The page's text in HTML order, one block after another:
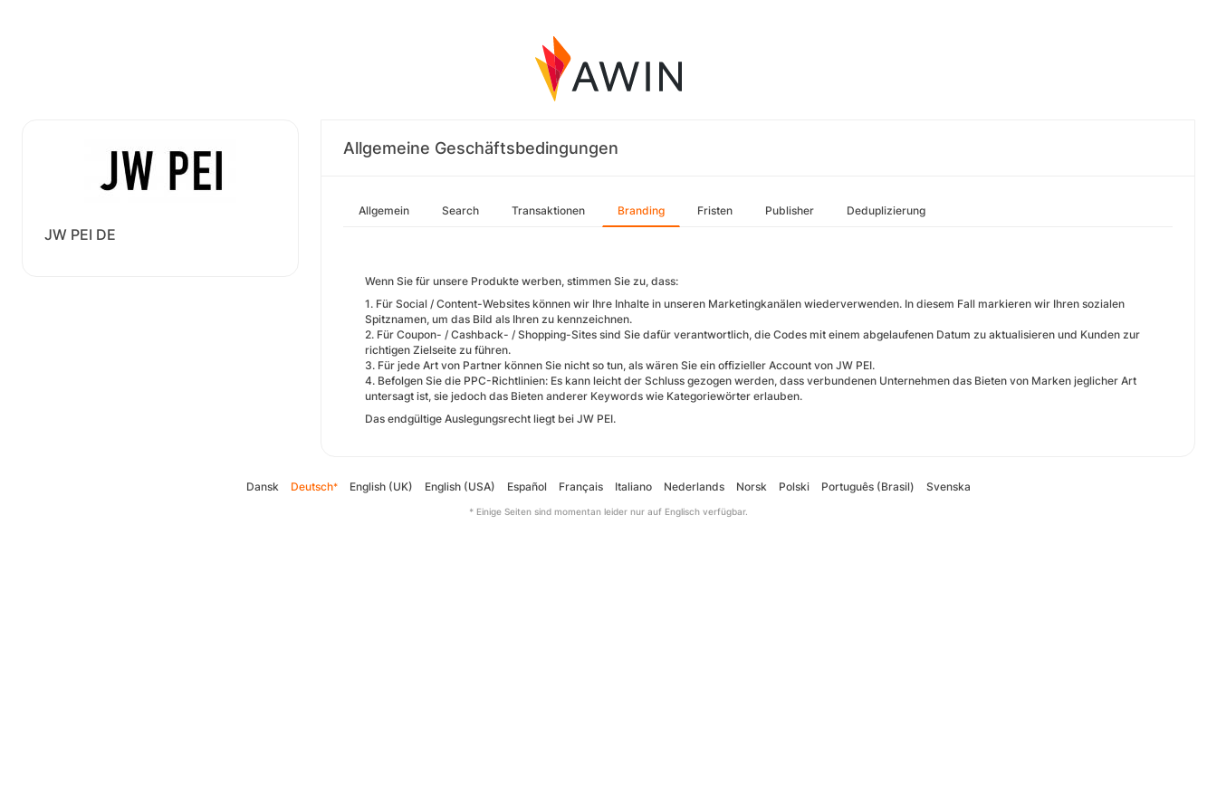
JW PEI DE
Allgemeine Geschäftsbedingungen
Allgemein Search Transaktionen Branding Fristen Publisher Deduplizierung
Wenn Sie für unsere Produkte werben, stimmen Sie zu, dass:
1. Für Social / Content-Websites können wir Ihre Inhalte in unseren Marketingkanälen wiederverwenden. In diesem Fall markieren wir Ihren sozialen
Spitznamen, um das Bild als Ihren zu kennzeichnen.
2. Für Coupon- / Cashback- / Shopping-Sites sind Sie dafür verantwortlich, die Codes mit einem abgelaufenen Datum zu aktualisieren und Kunden zur
richtigen Zielseite zu führen.
3. Für jede Art von Partner können Sie nicht so tun, als wären Sie ein offizieller Account von JW PEI.
4. Befolgen Sie die PPC-Richtlinien: Es kann leicht der Schluss gezogen werden, dass verbundenen Unternehmen das Bieten von Marken jeglicher Art
untersagt ist, sie jedoch das Bieten anderer Keywords wie Kategoriewörter erlauben.
Das endgültige Auslegungsrecht liegt bei JW PEI.
Dansk Deutsch* English (UK) English (USA) Español Français Italiano Nederlands Norsk Polski Português (Brasil) Svenska
* Einige Seiten sind momentan leider nur auf Englisch verfügbar.